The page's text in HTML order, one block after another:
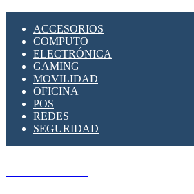
SUPRESOR DE TRANSIENTES
APLICACIONES
ACCESORIOS
COMPUTO
ELECTRÓNICA
GAMING
MOVILIDAD
OFICINA
POS
REDES
SEGURIDAD